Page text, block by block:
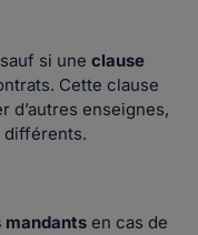
si une clause
Cette clause
d’autres enseignes,
différents.
mandants en cas de